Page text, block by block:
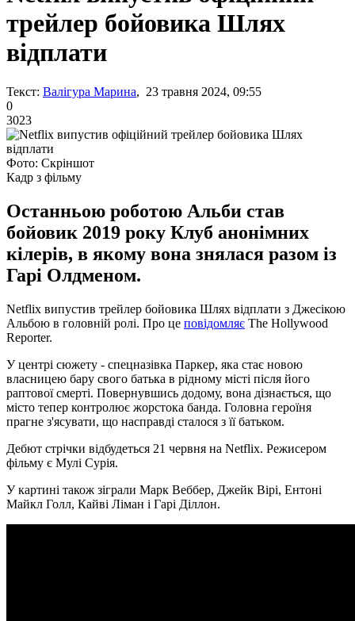
трейлер бойовика Шлях
відплати
Текст: Валігура Марина, 23 травня 2024, 09:55
0
3023
Фото: Скріншот
Кадр з фільму
Останньою роботою Альби став
бойовик 2019 року Клуб анонімних
кілерів, в якому вона знялася разом із
Гарі Олдменом.
Netflix випустив трейлер бойовика Шлях відплати з Джесікою
Альбою в головній ролі. Про це повідомляє The Hollywood
Reporter.
У центрі сюжету - спецназівка Паркер, яка стає новою
власницею бару свого батька в рідному місті після його
раптової смерті. Повернувшись додому, вона дізнається, що
місто тепер контролює жорстока банда. Головна героїня
прагне з'ясувати, що насправді сталося з її батьком.
Дебют стрічки відбудеться 21 червня на Netflix. Режисером
фільму є Мулі Сурія.
У картині також зіграли Марк Веббер, Джейк Вірі, Ентоні
Майкл Голл, Кайві Ліман і Гарі Діллон.